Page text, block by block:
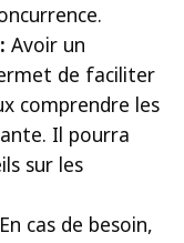
Avoir un
de faciliter
comprendre les
Il pourra
sur les
En cas de besoin,